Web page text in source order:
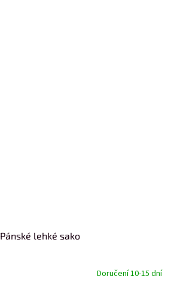
Pánské lehké sako
Doručení 10-15 dní